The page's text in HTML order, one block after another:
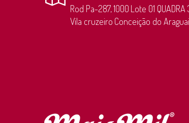
Rod Pa-287,1000 Lote 01 QUADRA
Vila cruzeiro Conceição do